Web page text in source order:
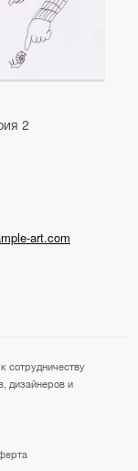
2
art.com
сотрудничеству
дизайнеров и